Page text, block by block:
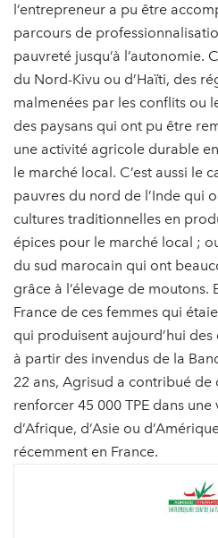
l’entrepreneur a pu être
parcours de
pauvreté jusqu’à l’autonomie.
du Nord-Kivu ou d’Haïti, des
malmenées par les conflits ou
des paysans qui ont pu être
une activité agricole durable
le marché local. C’est aussi le
pauvres du nord de l’Inde qui
cultures traditionnelles en
épices pour le marché local ;
du sud marocain qui ont
grâce à l’élevage de moutons.
France de ces femmes qui
qui produisent aujourd’hui
à partir des invendus de la
22 ans, Agrisud a contribué de
renforcer 45 000 TPE dans
d’Afrique, d’Asie ou
récemment en France.